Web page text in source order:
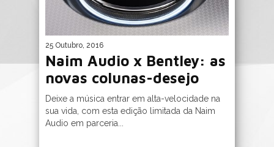
25 Outubro, 2016
Naim Audio x Bentley: as
novas colunas-desejo
Deixe a música entrar em alta-velocidade na
sua vida, com esta edição limitada da Naim
Audio em parceria...